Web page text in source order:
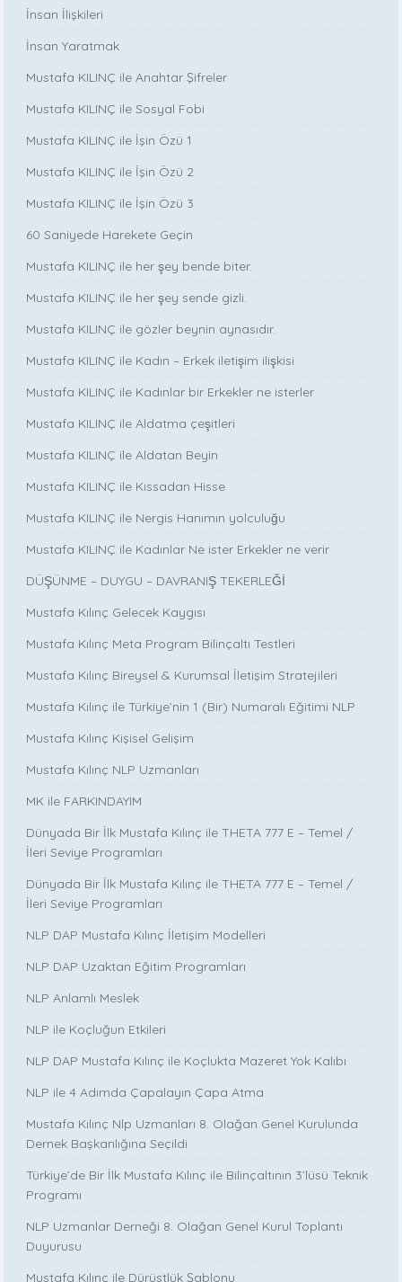
İnsan İlişkileri
İnsan Yaratmak
Mustafa KILINÇ ile Anahtar Şifreler
Mustafa KILINÇ ile Sosyal Fobi
Mustafa KILINÇ ile İşin Özü 1
Mustafa KILINÇ ile İşin Özü 2
Mustafa KILINÇ ile İşin Özü 3
60 Saniyede Harekete Geçin
Mustafa KILINÇ ile her şey bende biter.
Mustafa KILINÇ ile her şey sende gizli.
Mustafa KILINÇ ile gözler beynin aynasıdır.
Mustafa KILINÇ ile Kadın – Erkek iletişim ilişkisi
Mustafa KILINÇ ile Kadınlar bir Erkekler ne isterler
Mustafa KILINÇ ile Aldatma çeşitleri
Mustafa KILINÇ ile Aldatan Beyin
Mustafa KILINÇ ile Kıssadan Hisse
Mustafa KILINÇ ile Nergis Hanımın yolculuğu
Mustafa KILINÇ ile Kadınlar Ne ister Erkekler ne verir
DÜŞÜNME – DUYGU – DAVRANIŞ TEKERLEĞİ
Mustafa Kılınç Gelecek Kaygısı
Mustafa Kılınç Meta Program Bilinçaltı Testleri
Mustafa Kılınç Bireysel & Kurumsal İletişim Stratejileri
Mustafa Kılınç ile Türkiye’nin 1 (Bir) Numaralı Eğitimi NLP
Mustafa Kılınç Kişisel Gelişim
Mustafa Kılınç NLP Uzmanları
MK ile FARKINDAYIM
Dünyada Bir İlk Mustafa Kılınç ile THETA 777 E – Temel /
İleri Seviye Programları
Dünyada Bir İlk Mustafa Kılınç ile THETA 777 E – Temel /
İleri Seviye Programları
NLP DAP Mustafa Kılınç İletişim Modelleri
NLP DAP Uzaktan Eğitim Programları
NLP Anlamlı Meslek
NLP ile Koçluğun Etkileri
NLP DAP Mustafa Kılınç ile Koçlukta Mazeret Yok Kalıbı
NLP ile 4 Adımda Çapalayın Çapa Atma
Mustafa Kılınç Nlp Uzmanları 8. Olağan Genel Kurulunda
Dernek Başkanlığına Seçildi
Türkiye’de Bir İlk Mustafa Kılınç ile Bilinçaltının 3’lüsü Teknik
Programı
NLP Uzmanlar Derneği 8. Olağan Genel Kurul Toplantı
Duyurusu
Mustafa Kılınç ile Dürüstlük Şablonu